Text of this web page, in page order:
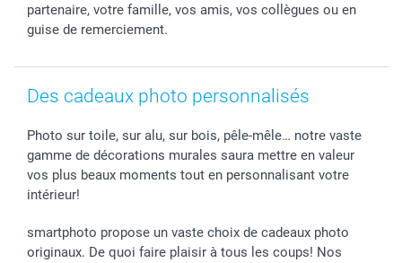
Tous les évènements
Statut de ma commande
smarfriends
partenaire, votre famille, vos amis, vos collègues ou en
guise de remerciement.
Des cadeaux photo personnalisés
Photo sur toile, sur alu, sur bois, pêle-mêle… notre vaste
gamme de décorations murales saura mettre en valeur
vos plus beaux moments tout en personnalisant votre
intérieur!
smartphoto propose un vaste choix de cadeaux photo
originaux. De quoi faire plaisir à tous les coups! Nos